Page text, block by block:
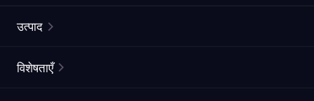
उत्पाद
विशेषताएँ